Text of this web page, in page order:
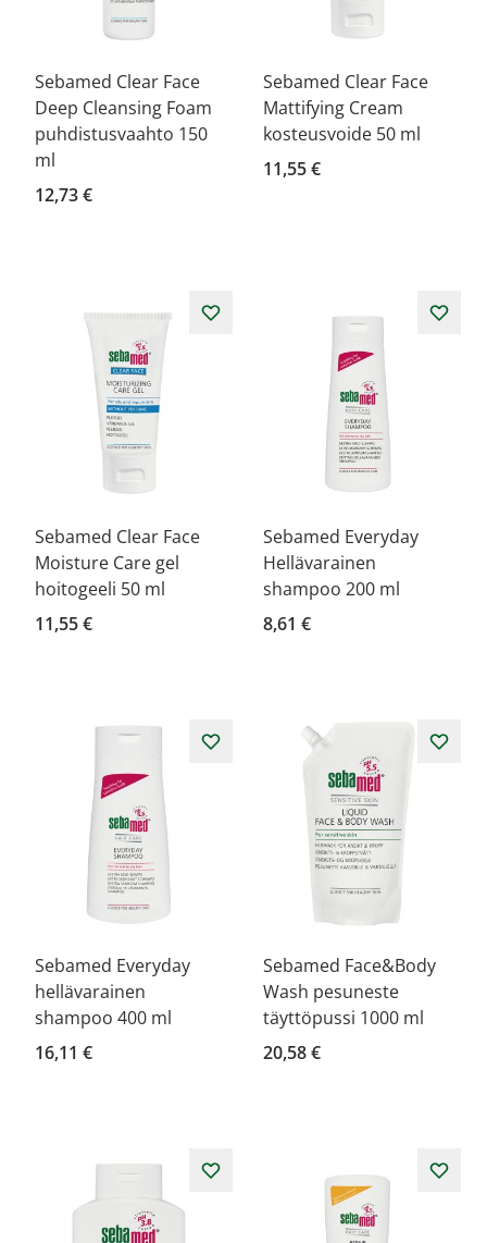
Sebamed Clear Face
Deep Cleansing Foam
puhdistusvaahto 150
ml
12,73 €
Sebamed Clear Face
Mattifying Cream
kosteusvoide 50 ml
11,55 €
Sebamed Clear Face
Moisture Care gel
hoitogeeli 50 ml
11,55 €
Sebamed Everyday
Hellävarainen
shampoo 200 ml
8,61 €
Sebamed Everyday
hellävarainen
shampoo 400 ml
16,11 €
Sebamed Face&Body
Wash pesuneste
täyttöpussi 1000 ml
20,58 €